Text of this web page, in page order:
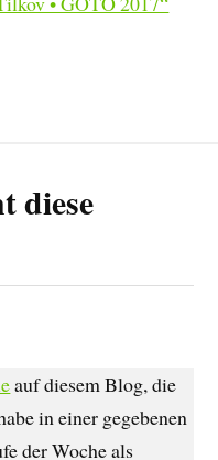
diese
auf diesem Blog, die
in einer gegebenen
der Woche als